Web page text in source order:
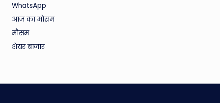
WhatsApp
आज का मौसम
मौसम
शेयर बाजार